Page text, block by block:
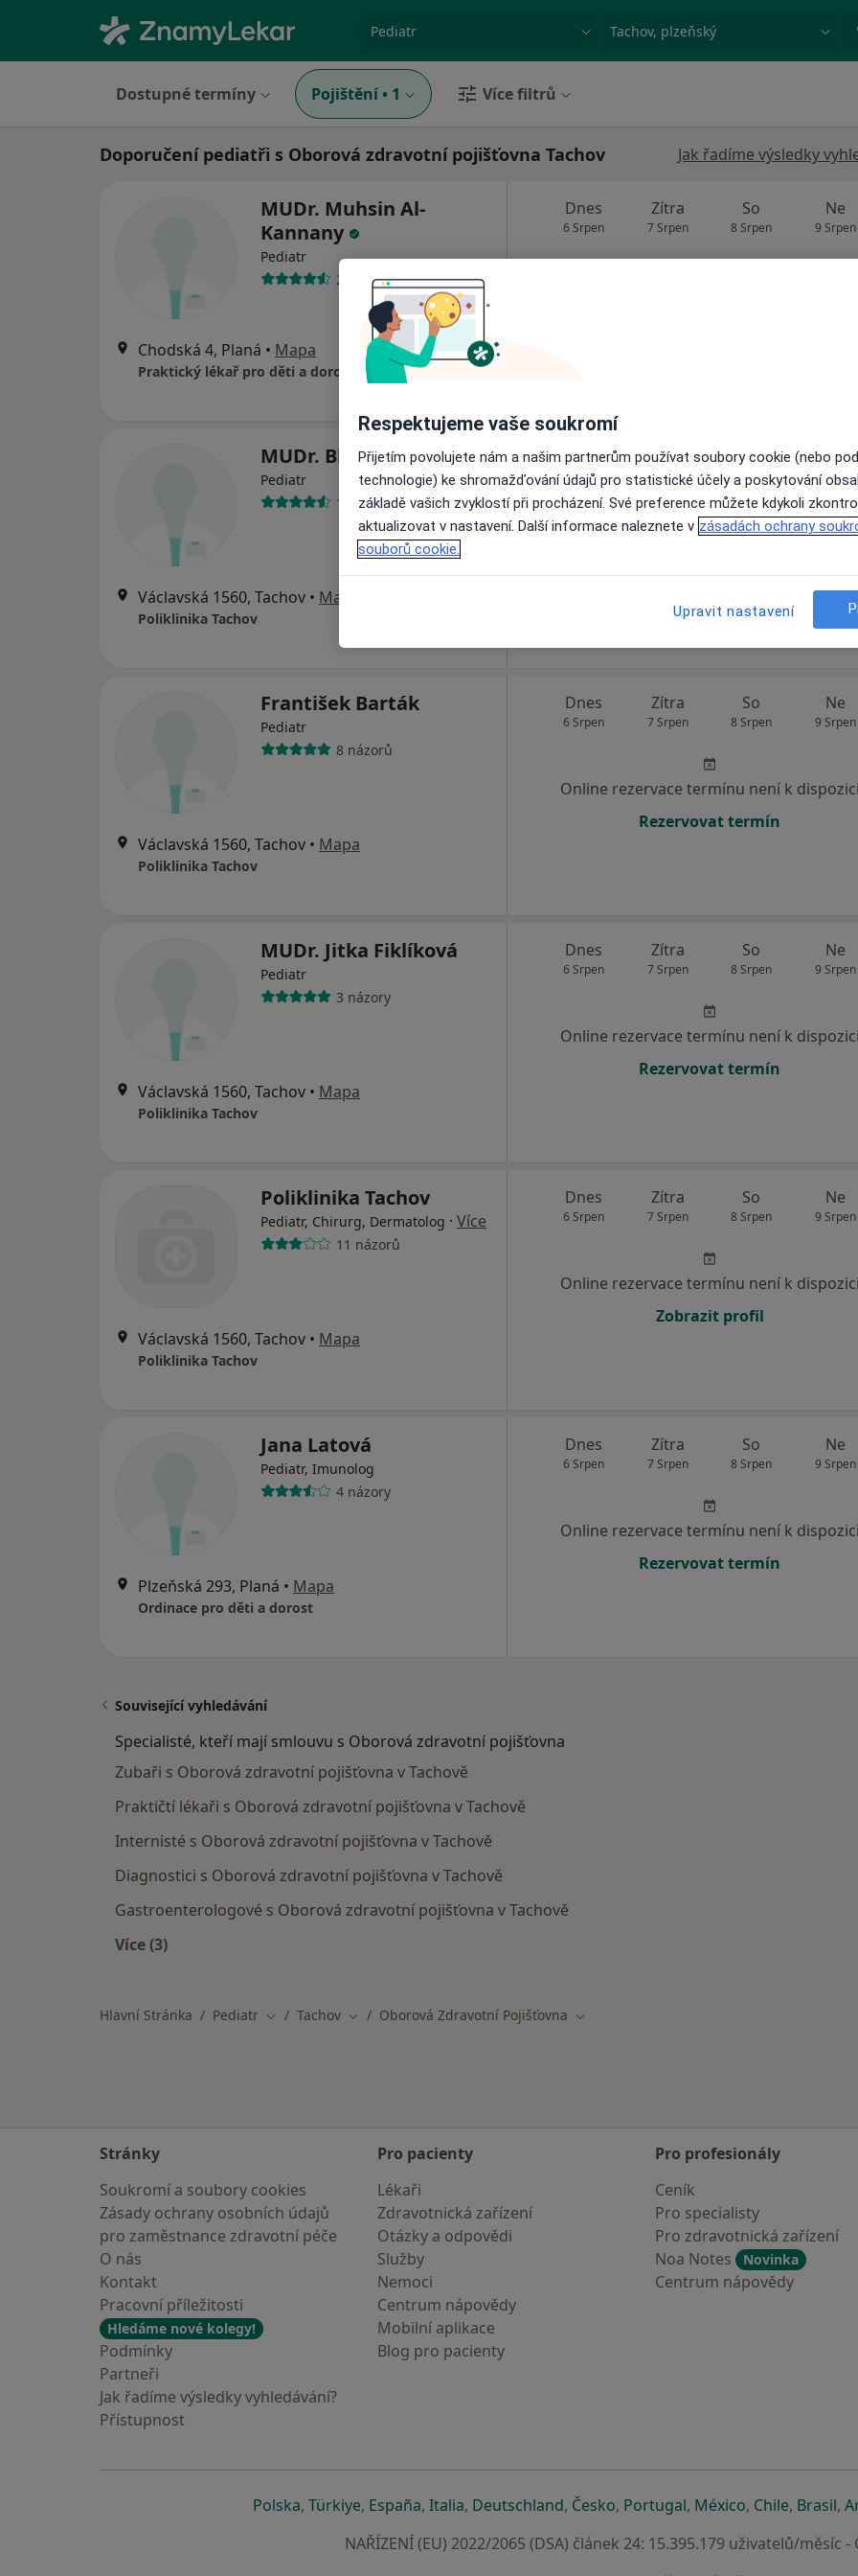
Město nebo region
Dostupné termíny Pojištění • 1 Více filtrů
Doporučení pediatři s Oborová zdravotní pojišťovna Tachov Jak řadíme výsledky
MUDr. Muhsin Al-
Kannany
Pediatr
2 názory
Chodská 4, Planá • Mapa
Praktický lékař pro děti a dorost
Dnes
6 Srpen
Zítra
7 Srpen
So
8 Srpen
Ne
9 Srpen
MUDr. Blanka Šebková
Pediatr
12 názorů
Václavská 1560, Tachov • Mapa
Poliklinika Tachov
Dnes
6 Srpen
Zítra
7 Srpen
So
8 Srpen
Ne
9 Srpen
Online rezervace termínu není k
František Barták
Pediatr
8 názorů
Václavská 1560, Tachov • Mapa
Poliklinika Tachov
Dnes
6 Srpen
Zítra
7 Srpen
So
8 Srpen
Ne
9 Srpen
Online rezervace termínu není k dispozici
Rezervovat termín
MUDr. Jitka Fiklíková
Pediatr
3 názory
Václavská 1560, Tachov • Mapa
Poliklinika Tachov
Dnes
6 Srpen
Zítra
7 Srpen
So
8 Srpen
Ne
9 Srpen
Online rezervace termínu není k dispozici
Rezervovat termín
Poliklinika Tachov
Pediatr, Chirurg, Dermatolog · Více
11 názorů
Václavská 1560, Tachov • Mapa
Poliklinika Tachov
Dnes
6 Srpen
Zítra
7 Srpen
So
8 Srpen
Ne
9 Srpen
Online rezervace termínu není k dispozici
Zobrazit profil
Jana Latová
Pediatr, Imunolog
4 názory
Plzeňská 293, Planá • Mapa
Ordinace pro děti a dorost
Dnes
6 Srpen
Zítra
7 Srpen
So
8 Srpen
Ne
9 Srpen
Online rezervace termínu není k dispozici
Rezervovat termín
Související vyhledávání
Specialisté, kteří mají smlouvu s Oborová zdravotní pojišťovna
Zubaři s Oborová zdravotní pojišťovna v Tachově
Praktičtí lékaři s Oborová zdravotní pojišťovna v Tachově
Internisté s Oborová zdravotní pojišťovna v Tachově
Diagnostici s Oborová zdravotní pojišťovna v Tachově
Gastroenterologové s Oborová zdravotní pojišťovna v Tachově
Více (3)
Hlavní Stránka Pediatr Změna města
Tachov Změna města
Oborová Zdravotní Pojišťovna Změna města
Stránky
Soukromí a soubory cookies
Zásady ochrany osobních údajů
pro zaměstnance zdravotní péče
O nás
Kontakt
Pracovní příležitosti
Hledáme nové kolegy!
Podmínky
Partneři
Jak řadíme výsledky vyhledávání?
Přístupnost
Pro pacienty
Lékaři
Zdravotnická zařízení
Otázky a odpovědi
Služby
Nemoci
Centrum nápovědy
Mobilní aplikace
Blog pro pacienty
Pro profesionály
Ceník
Pro specialisty
Pro zdravotnická zařízení
Noa Notes
Novinka
Centrum nápovědy
Polskase otevře v nové záložce
, Türkiyese otevře v nové záložce
, Españase otevře v nové záložce
, Italiase otevře v nové záložce
, Deutschlandse otevře v nové záložce
, Českose otevře v nové záložce
, Portugalse otevře v nové
, Méxicose otevře v
, Chilese otevře
, Brasilse
,
NAŘÍZENÍ (EU) 2022/2065 (DSA) článek 24: 15.395.179 uživatelů/měsíc -
Respektujeme vaše soukromí
Přijetím povolujete nám a našim partnerům používat soubory cookie (nebo
technologie) ke shromažďování údajů pro statistické účely a poskytování
základě vašich zvyklostí při procházení. Své preference můžete kdykoli
aktualizovat v nastavení. Další informace naleznete v zásadách ochrany
souborů cookie.
Upravit nastavení